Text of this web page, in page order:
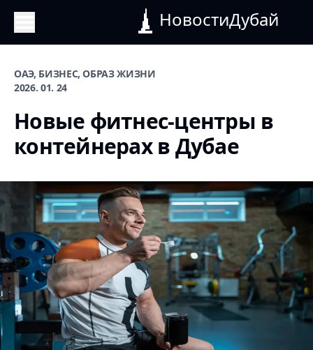
НовостиДубай
ОАЭ, БИЗНЕС, ОБРАЗ ЖИЗНИ
2026. 01. 24
Новые фитнес-центры в
контейнерах в Дубае